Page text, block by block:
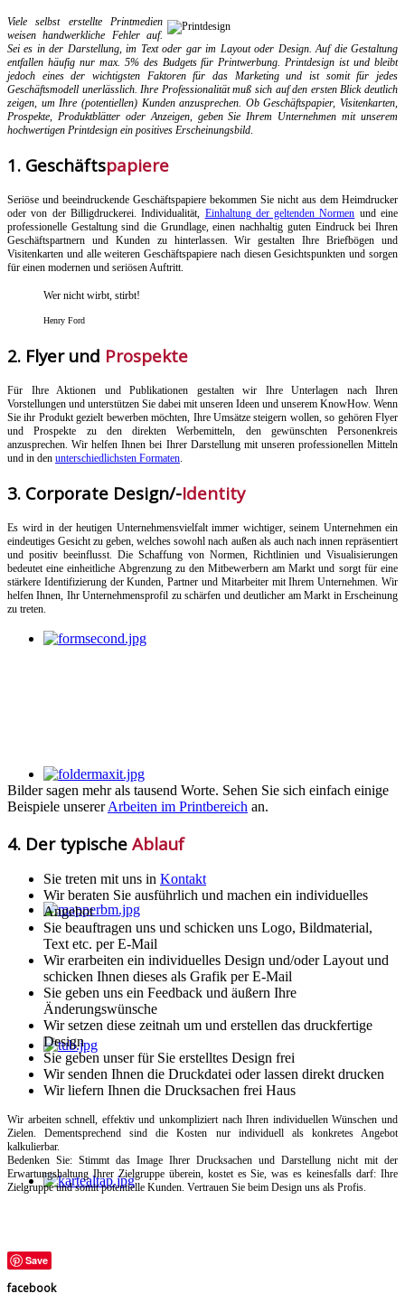
Viele selbst erstellte Printmedien
weisen handwerkliche Fehler auf.
Sei es in der Darstellung, im Text oder gar im Layout oder Design. Auf die Gestaltung
entfallen häufig nur max. 5% des Budgets für Printwerbung. Printdesign ist und bleibt
jedoch eines der wichtigsten Faktoren für das Marketing und ist somit für jedes
Geschäftsmodell unerlässlich. Ihre Professionalität muß sich auf den ersten Blick deutlich
zeigen, um Ihre (potentiellen) Kunden anzusprechen. Ob Geschäftspapier, Visitenkarten,
Prospekte, Produktblätter oder Anzeigen, geben Sie Ihrem Unternehmen mit unserem
hochwertigen Printdesign ein positives Erscheinungsbild
1. Geschäftspapiere
Seriöse und beeindruckende Geschäftspapiere bekommen Sie nicht aus dem Heimdrucker
oder von der Billigdruckerei. Individualität, Einhaltung der geltenden Normen und eine
professionelle Gestaltung sind die Grundlage, einen nachhaltig guten Eindruck bei Ihren
Geschäftspartnern und Kunden zu hinterlassen. Wir gestalten Ihre Briefbögen und
Visitenkarten und alle weiteren Geschäftspapiere nach diesen Gesichtspunkten und sorgen
für einen modernen und seriösen Auftritt.
Wer nicht wirbt, stirbt!
Henry Ford
2. Flyer und Prospekte
Für Ihre Aktionen und Publikationen gestalten wir Ihre Unterlagen nach Ihren
Vorstellungen und unterstützen Sie dabei mit unseren Ideen und unserem KnowHow. Wenn
Sie ihr Produkt gezielt bewerben möchten, Ihre Umsätze steigern wollen, so gehören Flyer
und Prospekte zu den direkten Werbemitteln, den gewünschten Personenkreis
anzusprechen. Wir helfen Ihnen bei Ihrer Darstellung mit unseren professionellen Mitteln
und in den unterschiedlichsten Formaten
3. Corporate Design/-Identity
Es wird in der heutigen Unternehmensvielfalt immer wichtiger, seinem Unternehmen ein
eindeutiges Gesicht zu geben, welches sowohl nach außen als auch nach innen repräsentiert
und positiv beeinflusst. Die Schaffung von Normen, Richtlinien und Visualisierungen
bedeutet eine einheitliche Abgrenzung zu den Mitbewerbern am Markt und sorgt für eine
stärkere Identifizierung der Kunden, Partner und Mitarbeiter mit Ihrem Unternehmen. Wir
helfen Ihnen, Ihr Unternehmensprofil zu schärfen und deutlicher am Markt in Erscheinung
zu treten.
Bilder sagen mehr als tausend Worte. Sehen Sie sich einfach einige
Beispiele unsererArbeiten im Printbereich an.
4. Der typische Ablauf
Sie treten mit uns in Kontakt
Wir beraten Sie ausführlich und machen ein individuelles
Angebot
Sie beauftragen uns und schicken uns Logo, Bildmaterial,
Text etc. per E-Mail
Wir erarbeiten ein individuelles Design und/oder Layout und
schicken Ihnen dieses als Grafik per E-Mail
Sie geben uns ein Feedback und äußern Ihre
Änderungswünsche
Wir setzen diese zeitnah um und erstellen das druckfertige
Design
Sie geben unser für Sie erstelltes Design frei
Wir senden Ihnen die Druckdatei oder lassen direkt drucken
Wir liefern Ihnen die Drucksachen frei Haus
Wir arbeiten schnell, effektiv und unkompliziert nach Ihren individuellen Wünschen und
Zielen. Dementsprechend sind die Kosten nur individuell als konkretes Angebot
kalkulierbar.
Bedenken Sie: Stimmt das Image Ihrer Drucksachen und Darstellung nicht mit der
Erwartungshaltung Ihrer Zielgruppe überein, kostet es Sie, was es keinesfalls darf: Ihre
Zielgruppe und somit potentielle Kunden. Vertrauen Sie beim Design uns als Profis.
Save
facebook